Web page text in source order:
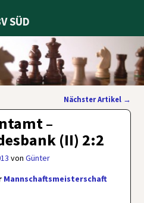
SÜD
Nächster Artikel →
–
(II) 2:2
vonGünter
Mannschaftsmeisterschaft